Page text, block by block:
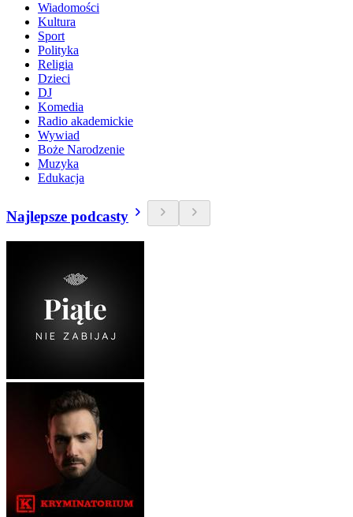
Wiadomości
Kultura
Sport
Polityka
Religia
Dzieci
DJ
Komedia
Radio akademickie
Wywiad
Boże Narodzenie
Muzyka
Edukacja
Najlepsze podcasty